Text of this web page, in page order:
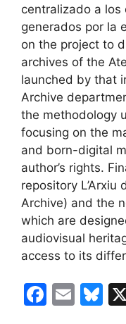
centralizado a
generados por la
on the project to
archives of the
launched by that
Archive
the methodology
focusing on the
and born-digital
author’s rights.
repository L’Arxiu
Archive) and the
which are
audiovisual
access to its
F
E
Bl